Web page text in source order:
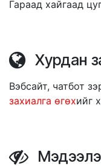
Гараад хайгаад
Хурдан
Вэбсайт, чатбот
захиалга өгөхийг